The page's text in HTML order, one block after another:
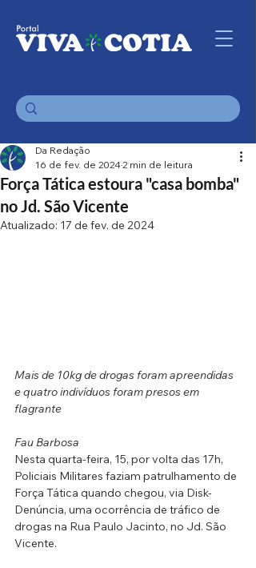
Força Tática estoura "casa bomba"
no Jd. São Vicente
Da Redação
16 de fev. de 20242 min de leitura
Atualizado: 17 de fev. de 2024
Mais de 10kg de drogas foram apreendidas
e quatro indivíduos foram presos em
flagrante
Fau Barbosa
Nesta quarta-feira, 15, por volta das 17h,
Policiais Militares faziam patrulhamento de
Força Tática quando chegou, via Disk-
Denúncia, uma ocorrência de tráfico de
drogas na Rua Paulo Jacinto, no Jd. São
Vicente.